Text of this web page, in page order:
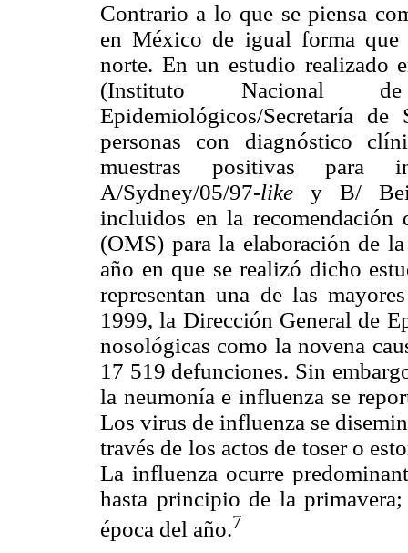
Contrario a lo que se piensa
en México de igual forma que
norte. En un estudio realizado
(Instituto Nacional
Epidemiológicos/Secretaría
personas con diagnóstico
muestras positivas para
A/Sydney/05/97-like y B/
incluidos en la
(OMS) para la elaboración de
año en que se realizó dicho
representan una de las
1999, la Dirección General de
nosológicas como la novena
17 519 defunciones. Sin
la neumonía e influenza se
Los virus de influenza se
través de los actos de toser o
La influenza ocurre
hasta principio de la
época del año.7